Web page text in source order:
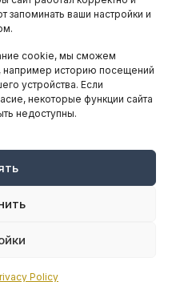
ваши настройки и
cookie, мы сможем
например историю посещений
устройства. Если
некоторые функции сайта
недоступны.
Policy